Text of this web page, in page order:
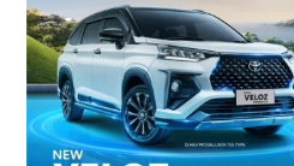
Promo
Terbaru
di
Yogyakarta